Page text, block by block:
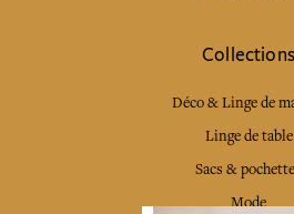
Collections
Déco & Linge de
Linge de table
Sacs &
Mode